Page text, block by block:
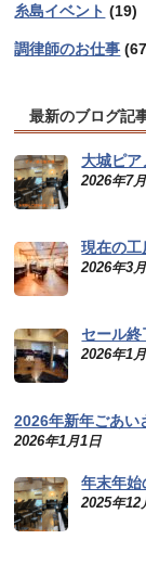
糸島イベント (19)
調律師のお仕事
最新のブログ記
大城ピ
2026年7
現在の工
2026年3
セール終
2026年1
2026年新年ごあい
2026年1月1日
年末年始
2025年12